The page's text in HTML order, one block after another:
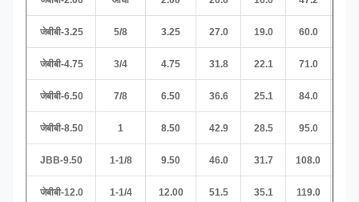
जेबीबी-3.25 5/8 3.25 27.0 19.0 60.0
जेबीबी-4.75 3/4 4.75 31.8 22.1 71.0
जेबीबी-6.50 7/8 6.50 36.6 25.1 84.0
जेबीबी-8.50 1 8.50 42.9 28.5 95.0
JBB-9.50 1-1/8 9.50 46.0 31.7 108.0
जेबीबी-12.0 1-1/4 12.00 51.5 35.1 119.0